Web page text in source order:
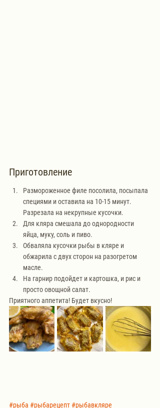
Приготовление
Размороженное филе посолила, посыпала
специями и оставила на 10-15 минут.
Разрезала на некрупные кусочки.
Для кляра смешала до однородности
яйца, муку, соль и пиво.
Обваляла кусочки рыбы в кляре и
обжарила с двух сторон на разогретом
масле.
На гарнир подойдет и картошка, и рис и
просто овощной салат.
Приятного аппетита! Будет вкусно!
#рыба #рыбарецепт#рыбавкляре